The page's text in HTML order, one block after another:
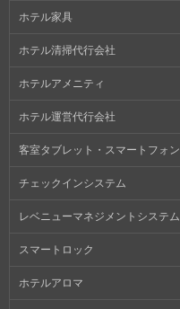
ホテル家具
ホテル清掃代行会社
ホテルアメニティ
ホテル運営代行会社
客室タブレット・スマートフォン
チェックインシステム
レベニューマネジメントシステム
スマートロック
ホテルアロマ